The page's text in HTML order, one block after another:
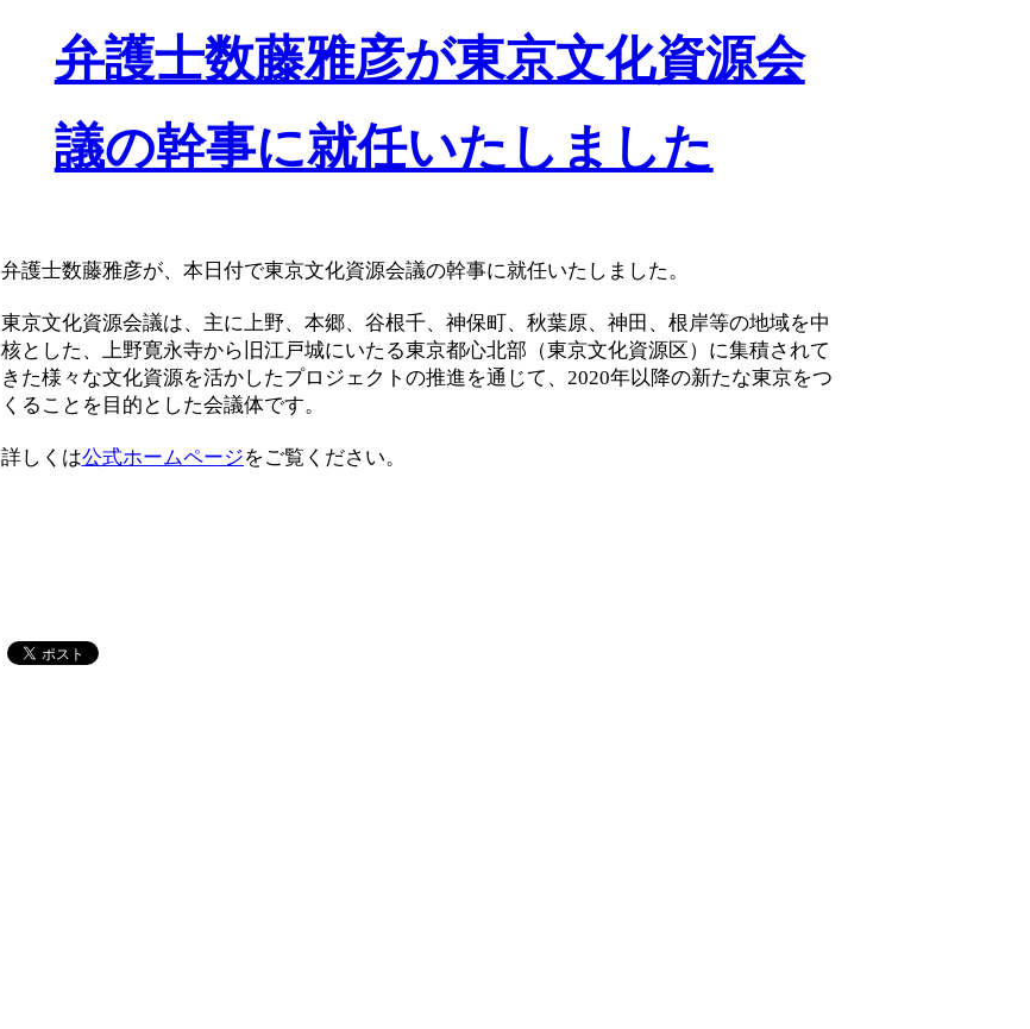
弁護士数藤雅彦が東京文化資源会
議の幹事に就任いたしました
弁護士数藤雅彦が、本日付で東京文化資源会議の幹事に就任いたしました。
東京文化資源会議は、主に上野、本郷、谷根千、神保町、秋葉原、神田、根岸等の地域を中
核とした、上野寛永寺から旧江戸城にいたる東京都心北部（東京文化資源区）に集積されて
きた様々な文化資源を活かしたプロジェクトの推進を通じて、2020年以降の新たな東京をつ
くることを目的とした会議体です。
詳しくは公式ホームページをご覧ください。